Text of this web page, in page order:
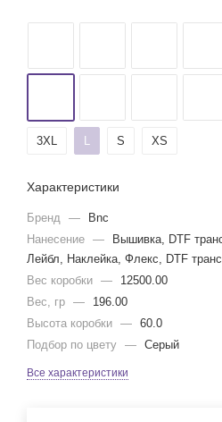
3XL L S XS
Характеристики
Бренд —
Bnc
Нанесение —
Вышивка, DTF
Лейбл, Наклейка, Флекс, DTF
Вес коробки —
12500.00
Вес, гр —
196.00
Высота коробки — 60.0
Подбор по цвету — Серый
Все характеристики